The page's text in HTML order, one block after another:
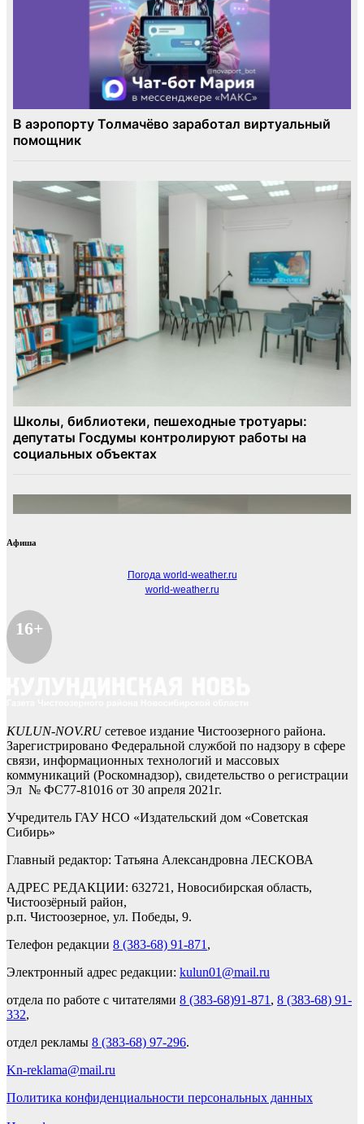
Афиша
Погода world-weather.ru
world-weather.ru
16+
KULUN-NOV.RUсетевое издание Чистоозерного района.
Зарегистрировано Федеральной службой по надзору в сфере
связи, информационных технологий и массовых
коммуникаций (Роскомнадзор), свидетельство о регистрации
Эл № ФС77-81016 от 30 апреля 2021г.
Учредитель ГАУ НСО «Издательский дом «Советская
Сибирь»
Главный редактор: Татьяна Александровна ЛЕСКОВА
АДРЕС РЕДАКЦИИ: 632721, Новосибирская область,
Чистоозёрный район,
р.п. Чистоозерное, ул. Победы, 9.
Телефон редакции 8 (383-68) 91-871 ,
Электронный адрес редакции: kulun01@mail.ru
отдела по работе с читателями 8 (383-68)91-871 , 8 (383-68) 91-
332,
отдел рекламы 8 (383-68) 97-296.
Kn-reklama@mail.ru
Политика конфиденциальности персональных данных